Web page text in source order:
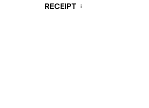
RECEIPT i